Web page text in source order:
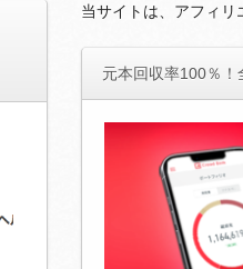
当サイトは、アフィリ
元本回収率100％！